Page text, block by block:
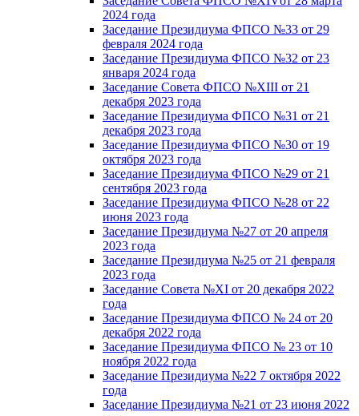
2024 года
Заседание Президиума ФПСО №33 от 29
февраля 2024 года
Заседание Президиума ФПСО №32 от 23
января 2024 года
Заседание Совета ФПСО №XIII от 21
декабря 2023 года
Заседание Президиума ФПСО №31 от 21
декабря 2023 года
Заседание Президиума ФПСО №30 от 19
октября 2023 года
Заседание Президиума ФПСО №29 от 21
сентября 2023 года
Заседание Президиума ФПСО №28 от 22
июня 2023 года
Заседание Президиума №27 от 20 апреля
2023 года
Заседание Президиума №25 от 21 февраля
2023 года
Заседание Совета №XI от 20 декабря 2022
года
Заседание Президиума ФПСО № 24 от 20
декабря 2022 года
Заседание Президиума ФПСО № 23 от 10
ноября 2022 года
Заседание Президиума №22 7 октября 2022
года
Заседание Президиума №21 от 23 июня 2022